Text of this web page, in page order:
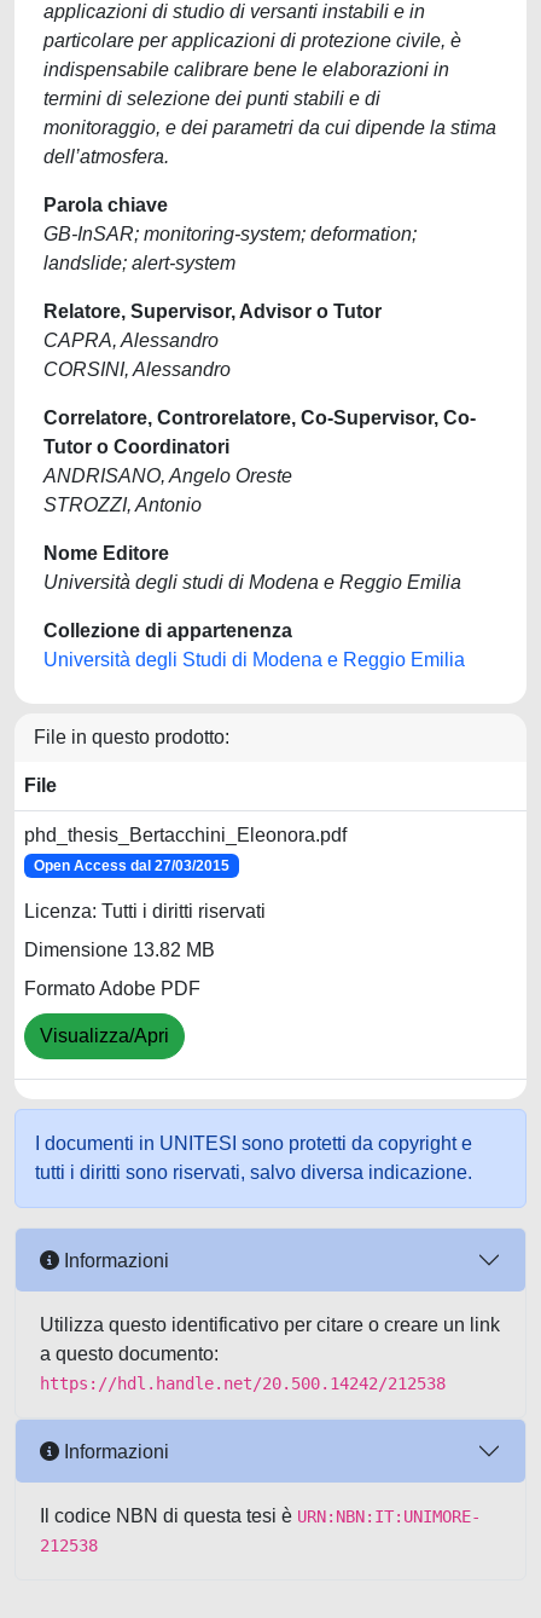
applicazioni di studio di versanti instabili e in
particolare per applicazioni di protezione civile, è
indispensabile calibrare bene le elaborazioni in
termini di selezione dei punti stabili e di
monitoraggio, e dei parametri da cui dipende la stima
dell’atmosfera.
Parola chiave
GB-InSAR; monitoring-system; deformation;
landslide; alert-system
Relatore, Supervisor, Advisor o Tutor
CAPRA, Alessandro
CORSINI, Alessandro
Correlatore, Controrelatore, Co-Supervisor, Co-
Tutor o Coordinatori
ANDRISANO, Angelo Oreste
STROZZI, Antonio
Nome Editore
Università degli studi di Modena e Reggio Emilia
Collezione di appartenenza
Università degli Studi di Modena e Reggio Emilia
File in questo prodotto:
File
phd_thesis_Bertacchini_Eleonora.pdf
Open Access dal 27/03/2015
Licenza: Tutti i diritti riservati
Dimensione 13.82 MB
Formato Adobe PDF
Visualizza/Apri
I documenti in UNITESI sono protetti da copyright e
tutti i diritti sono riservati, salvo diversa indicazione.
Informazioni
Utilizza questo identificativo per citare o creare un link
a questo documento:
https://hdl.handle.net/20.500.14242/212538
Informazioni
Il codice NBN di questa tesi è URN:NBN:IT:UNIMORE-
212538